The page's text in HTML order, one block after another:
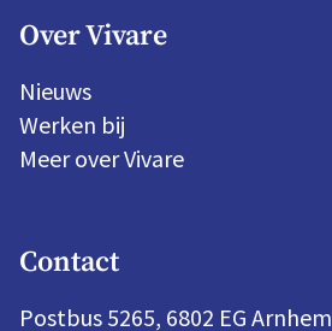
Over Vivare
Nieuws
Werken bij
Meer over Vivare
Contact
Postbus 5265, 6802 EG Arnhem